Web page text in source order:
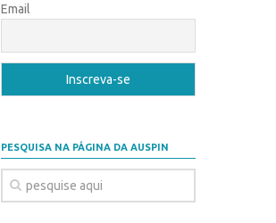
Email
PESQUISA NA PÁGINA DA AUSPIN